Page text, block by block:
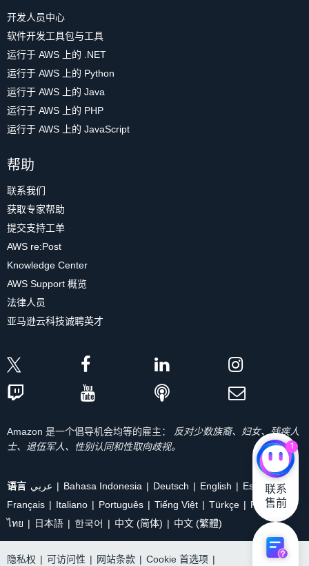
开发人员中心
软件开发工具包与工具
运行于 AWS 上的 .NET
运行于 AWS 上的 Python
运行于 AWS 上的 Java
运行于 AWS 上的 PHP
运行于 AWS 上的 JavaScript
帮助
联系我们
获取专家帮助
提交支持工单
AWS re:Post
Knowledge Center
AWS Support 概览
法律人员
亚马逊云科技诚聘英才
Amazon 是一个倡导机会均等的雇主：
反对少数族裔、妇女、残疾人
士、退伍军人、性别认同和性取向歧视。
语言 عربي Bahasa Indonesia Deutsch English
Español
Français
Italiano Português Tiếng Việt Türkçe
Ρусский
ไทย
日本語 한국어 中文 (简体) 中文 (繁體)
隐私权 | 可访问性 | 网站条款 | Cookie 首选项 |
1
联系
售前